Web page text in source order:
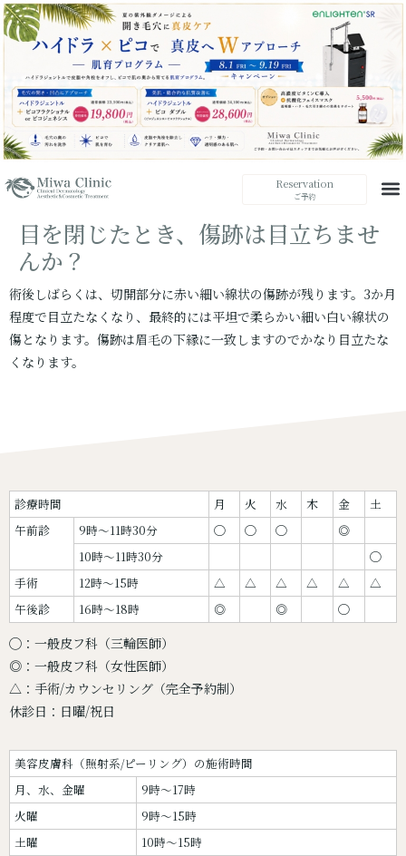
Reservation
ご予約
目を閉じたとき、傷跡は目立ちませ
んか？
術後しばらくは、切開部分に赤い細い線状の傷跡が残ります。3か月
程度で目立たなくなり、最終的には平坦で柔らかい細い白い線状の
傷となります。傷跡は眉毛の下縁に一致しますのでかなり目立たな
くなります。
診療時間 月 火 水 木 金
土
午前診
9時〜11時30分 ◯ ◯ ◯
◎
10時〜11時30分
◯
手術
12時〜15時 △ △ △ △ △
△
午後診
16時〜18時 ◎ ◎ ◯
◯：一般皮フ科（三輪医師）
◎：一般皮フ科（女性医師）
△：手術/カウンセリング（完全予約制）
休診日：日曜/祝日
美容皮膚科（照射系/ピーリング）の施術時間
月、水、金曜
9時～17時
火曜
9時～15時
土曜
10時～15時